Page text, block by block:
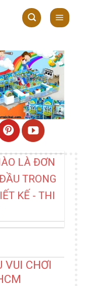
LÀ ĐƠN
TRONG
KẾ - THI
VUI CHƠI